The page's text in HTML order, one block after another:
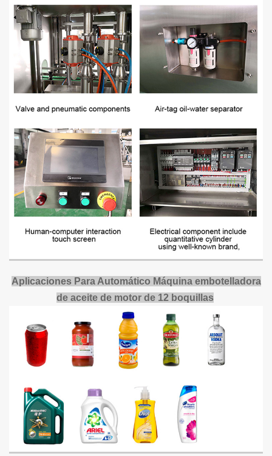
Aplicaciones ParaAutomático Máquina embotelladora
de aceite de motor de 12 boquillas